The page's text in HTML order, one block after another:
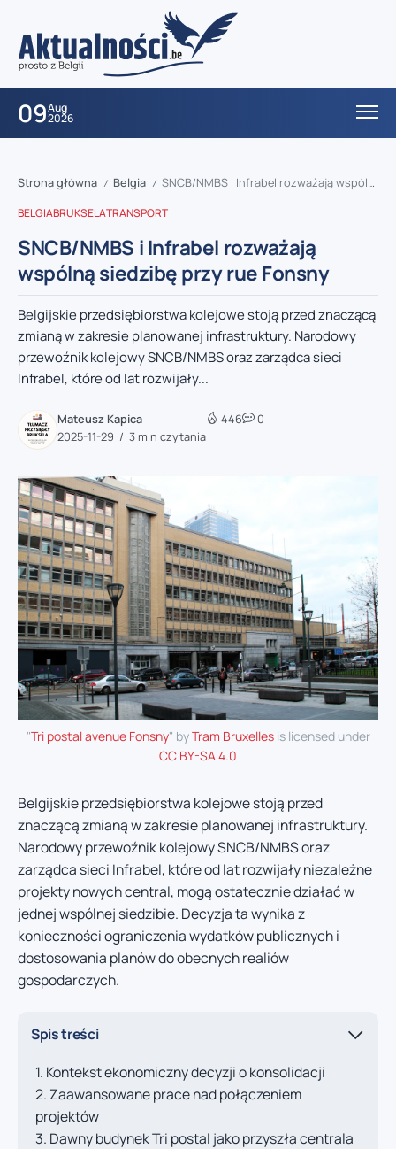
09Aug
2026
Strona główna / Belgia / SNCB/NMBS i Infrabel rozważają wspólną siedzibę przy rue Fonsny
BELGIABRUKSELATRANSPORT
SNCB/NMBS i Infrabel rozważają
wspólną siedzibę przy rue Fonsny
Belgijskie przedsiębiorstwa kolejowe stoją przed znaczącą
zmianą w zakresie planowanej infrastruktury. Narodowy
przewoźnik kolejowy SNCB/NMBS oraz zarządca sieci
Infrabel, które od lat rozwijały...
Mateusz Kapica
2025-11-29
3 min czytania
446 0
"Tri postal avenue Fonsny" byTram Bruxellesis licensed under
CC BY-SA 4.0
Belgijskie przedsiębiorstwa kolejowe stoją przed
znaczącą zmianą w zakresie planowanej infrastruktury.
Narodowy przewoźnik kolejowy SNCB/NMBS oraz
zarządca sieci Infrabel, które od lat rozwijały niezależne
projekty nowych central, mogą ostatecznie działać w
jednej wspólnej siedzibie. Decyzja ta wynika z
konieczności ograniczenia wydatków publicznych i
dostosowania planów do obecnych realiów
gospodarczych.
Spis treści
Kontekst ekonomiczny decyzji o konsolidacji
Zaawansowane prace nad połączeniem
projektów
Dawny budynek Tri postal jako przyszła centrala